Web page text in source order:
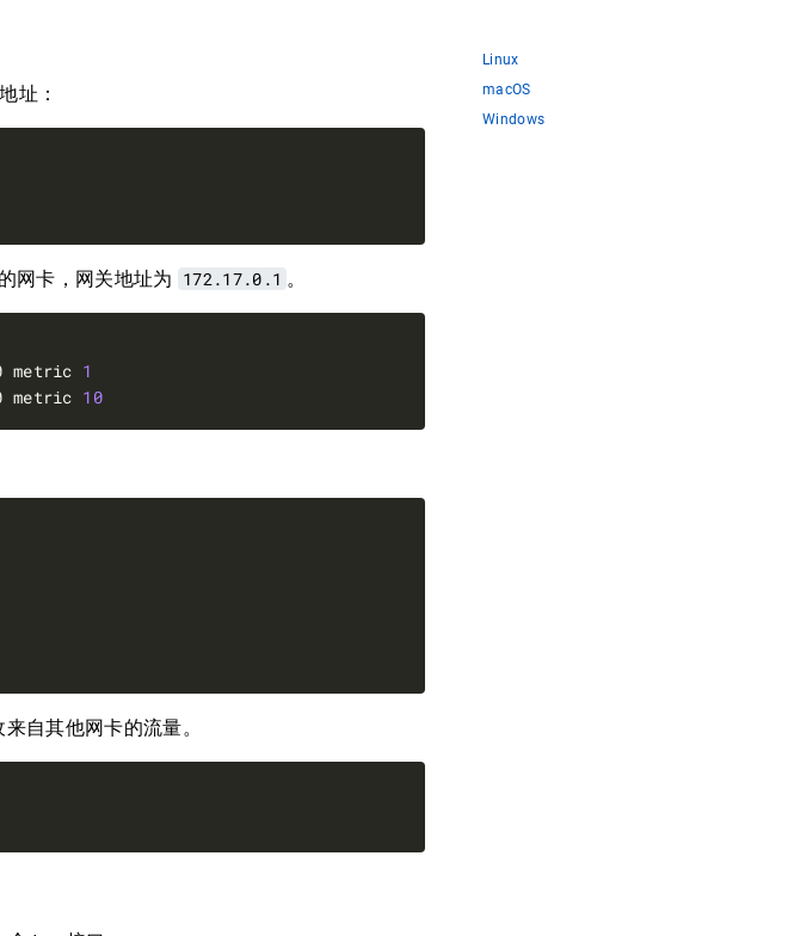
址：
网卡，网关地址为 172.17.0.1 。
metric 1
metric 10
自其他网卡的流量。
Linux
macOS
Windows